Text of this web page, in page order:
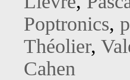
Poptronics,
Théolier,
Cahen